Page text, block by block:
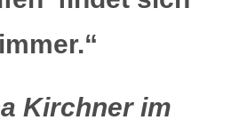
immer.“
Kirchner im